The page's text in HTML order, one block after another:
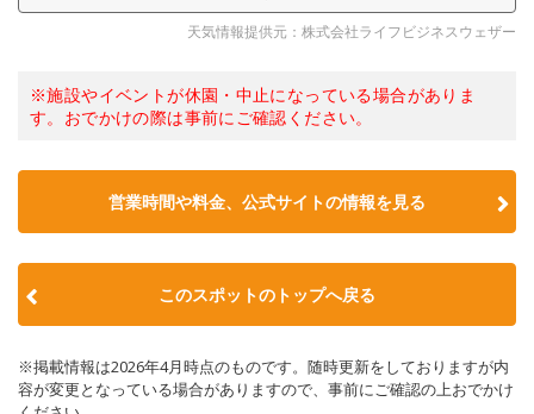
天気情報提供元：株式会社ライフビジネスウェザー
※施設やイベントが休園・中止になっている場合がありま
す。おでかけの際は事前にご確認ください。
営業時間や料金、公式サイトの情報を見る
このスポットのトップへ戻る
※掲載情報は2026年4月時点のものです。随時更新をしておりますが内
容が変更となっている場合がありますので、事前にご確認の上おでかけ